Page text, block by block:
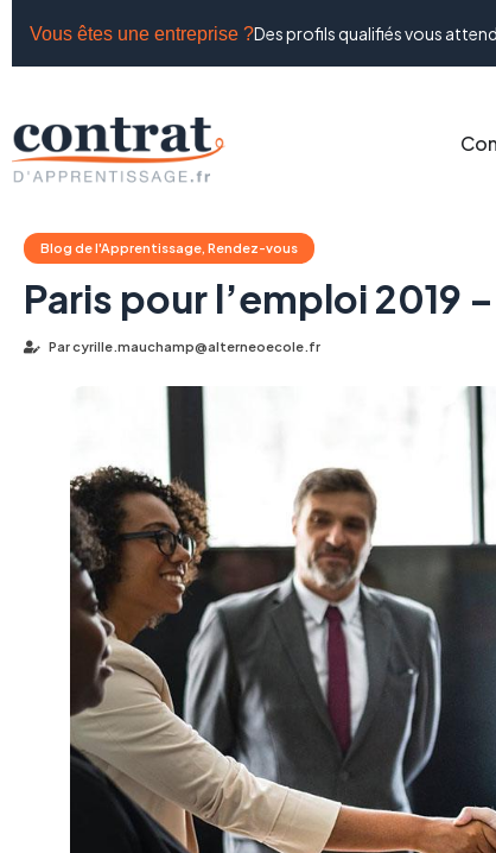
Vous êtes une entreprise ?Des profils qualifiés vous
Blog de l'Apprentissage, Rendez-vous
Paris pour l’emploi 2019
Parcyrille.mauchamp@alterneoecole.fr